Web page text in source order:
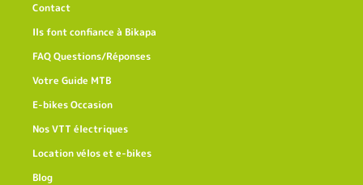
Contact
Ils font confiance à Bikapa
FAQ Questions/Réponses
Votre Guide MTB
E-bikes Occasion
Nos VTT électriques
Location vélos et e-bikes
Blog